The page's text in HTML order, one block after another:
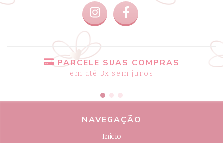
PARCELE SUAS COMPRAS
em até 3x sem juros
NAVEGAÇÃO
Início